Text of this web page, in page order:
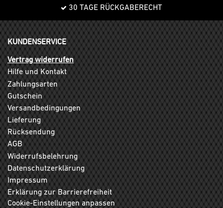
30 TAGE RÜCKGABERECHT
KUNDENSERVICE
Vertrag widerrufen
Hilfe und Kontakt
Zahlungsarten
Gutschein
Versandbedingungen
Lieferung
Rücksendung
AGB
Widerrufsbelehrung
Datenschutzerklärung
Impressum
Erklärung zur Barrierefreiheit
Cookie-Einstellungen anpassen